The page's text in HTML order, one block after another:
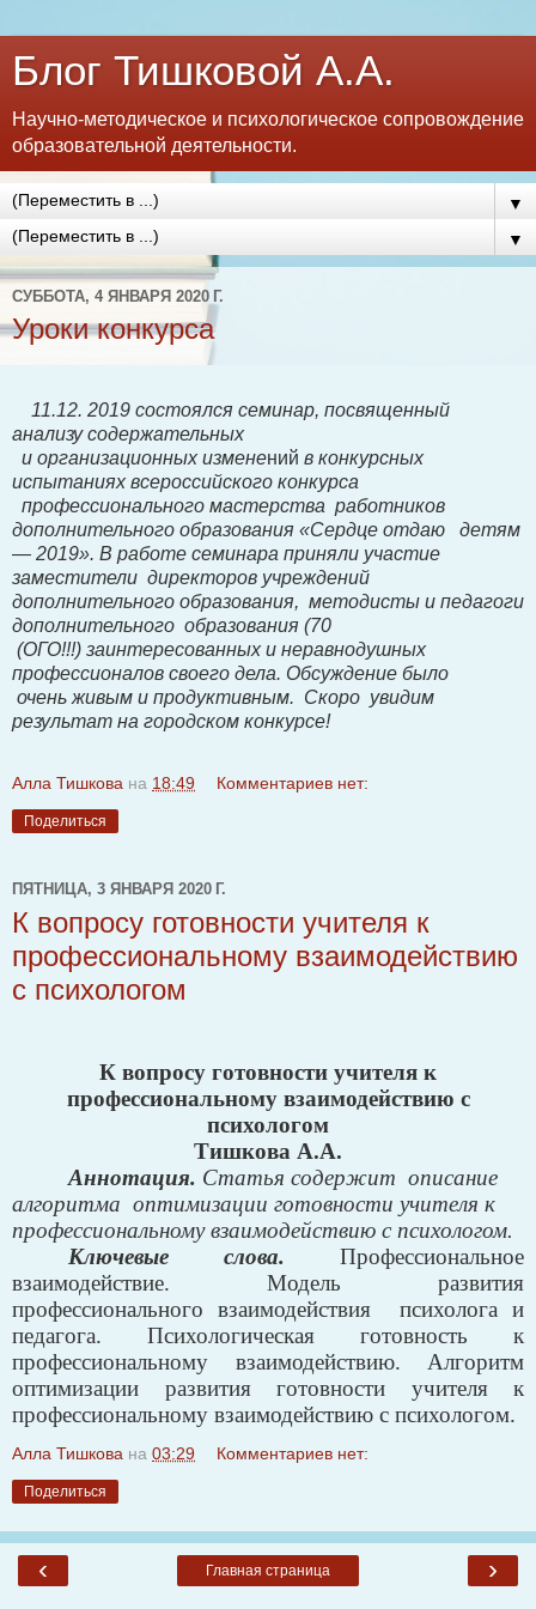
Блог Тишковой А.А.
Научно-методическое и психологическое сопровождение
образовательной деятельности.
▼
▼
СУББОТА, 4 ЯНВАРЯ 2020 Г.
Уроки конкурса
11.12. 2019 состоялся семинар, посвященный
анализу содержательных
и организационных изменений в конкурсных
испытаниях всероссийского конкурса
профессионального мастерства работников
дополнительного образования «Сердце отдаю детям
— 2019». В работе семинара приняли участие
заместители директоров учреждений
дополнительного образования, методисты и педагоги
дополнительного образования (70
(ОГО!!!) заинтересованных и неравнодушных
профессионалов своего дела. Обсуждение было
очень живым и продуктивным. Скоро увидим
результат на городском конкурсе!
Алла Тишкова на 18:49 Комментариев нет:
Поделиться
ПЯТНИЦА, 3 ЯНВАРЯ 2020 Г.
К вопросу готовности учителя к
профессиональному взаимодействию
с психологом
К вопросу готовности учителя к
профессиональному взаимодействию с
психологом
Тишкова А.А.
Аннотация. Статья содержит описание
алгоритма оптимизации готовности учителя к
профессиональному взаимодействию с психологом.
Ключевые слова. Профессиональное
взаимодействие. Модель развития
профессионального взаимодействия
психолога и
педагога. Психологическая готовность к
профессиональному взаимодействию. Алгоритм
оптимизации развития готовности учителя к
профессиональному взаимодействию с психологом.
Алла Тишкова на 03:29 Комментариев нет:
Поделиться
‹ ›
Главная страница